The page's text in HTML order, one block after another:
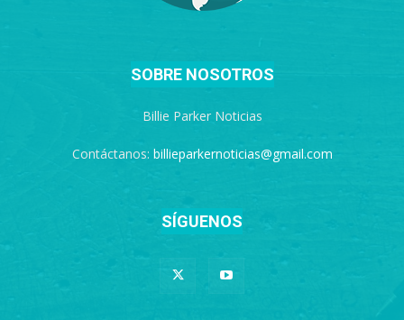
SOBRE NOSOTROS
Billie Parker Noticias
Contáctanos: billieparkernoticias@gmail.com
SÍGUENOS